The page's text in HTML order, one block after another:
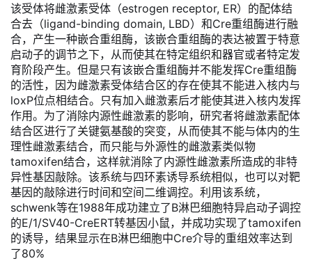
该受体将雌激素受体（estrogen receptor, ER）的配体结
合去（ligand-binding domain, LBD）和Cre重组酶进行融
合，产生一种嵌合重组酶，该嵌合重组酶的表达被置于特意
启动子的调节之下，从而使其在特定组织和器官或者特定发
育阶段产生。但是只有该嵌合重组酶并不能发挥Cre重组酶
的活性，因为雌激素受体结合区的存在使其不能进入核内与
loxP位点相结合。只有加入雌激素后才能使其进入核内发挥
作用。为了消除内源性雌激素的影响，研究者将雌激素配体
结合区进行了关键氨基酸的突变，从而使其不能与体内的生
理性雌激素结合，而只能与外源性的雌激素类似物
tamoxifen结合，这样就消除了内源性雌激素所造成的非特
异性基因敲除。该系统与四环素诱导系统相似，也可以对靶
基因的敲除进行时间和空间二维调控。利用该系统，
schwenk等在1988年成功建立了B淋巴细胞特异启动子调控
的E/1/SV40-CreERT转基因小鼠，并成功实现了tamoxifen
的诱导，结果显示在B淋巴细胞中Cre介导的重组效率达到
了80%